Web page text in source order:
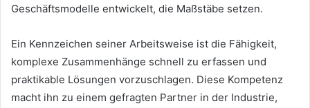
Geschäftsmodelle entwickelt, die Maßstäbe setzen.
Ein Kennzeichen seiner Arbeitsweise ist die Fähigkeit,
komplexe Zusammenhänge schnell zu erfassen und
praktikable Lösungen vorzuschlagen. Diese Kompetenz
macht ihn zu einem gefragten Partner in der Industrie,